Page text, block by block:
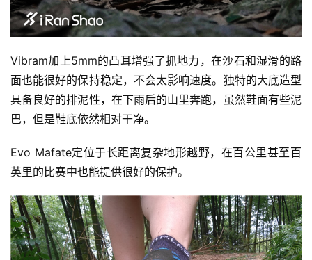
Vibram加上5mm的凸耳增强了抓地力，在沙石和湿滑的路
面也能很好的保持稳定，不会太影响速度。独特的大底造型
具备良好的排泥性，在下雨后的山里奔跑，虽然鞋面有些泥
巴，但是鞋底依然相对干净。
Evo Mafate定位于长距离复杂地形越野，在百公里甚至百
英里的比赛中也能提供很好的保护。